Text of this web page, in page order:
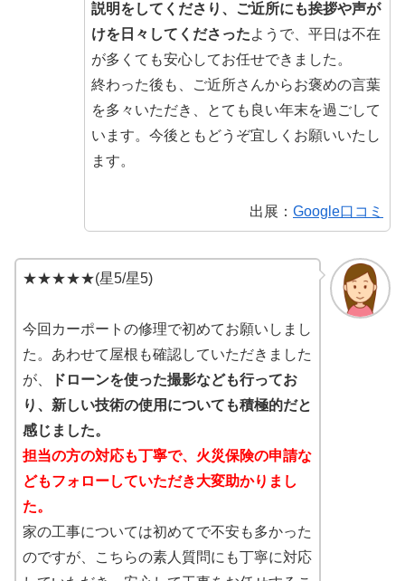
説明をしてくださり、ご近所にも挨拶や声が
けを日々してくださったようで、平日は不在
が多くても安心してお任せできました。
終わった後も、ご近所さんからお褒めの言葉
を多々いただき、とても良い年末を過ごして
います。今後ともどうぞ宜しくお願いいたし
ます。
出展： Google口コミ
★★★★★(星5/星5)
今回カーポートの修理で初めてお願いしまし
た。あわせて屋根も確認していただきました
が、
ドローンを使った撮影なども行ってお
り、新しい技術の使用についても積極的だと
感じました。
担当の方の対応も丁寧で、火災保険の申請な
どもフォローしていただき大変助かりまし
た。
家の工事については初めてで不安も多かった
のですが、こちらの素人質問にも丁寧に対応